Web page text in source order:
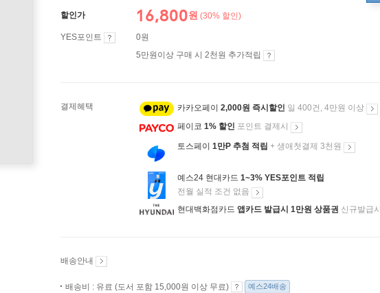
할인가 16,800원 (30% 할인)
YES포인트
0원
5만원이상 구매 시 2천원 추가적립
결제혜택 카카오페이 2,000원 즉시할인 일 400건, 4만원 이상
페이코 1% 할인 포인트 결제시
토스페이 1만P 추첨 적립 + 생애첫결제 3천원
예스24 현대카드 1~3% YES포인트 적립
전월 실적 조건 없음
현대백화점카드 앱카드 발급시 1만원 상품권 신규발급시
배송안내
배송비 : 유료 (도서 포함 15,000원 이상 무료) 예스24배송